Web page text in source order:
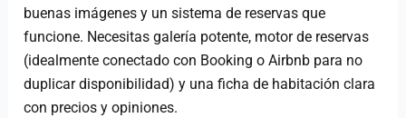
buenas imágenes y un sistema de reservas que
funcione. Necesitas galería potente, motor de reservas
(idealmente conectado con Booking o Airbnb para no
duplicar disponibilidad) y una ficha de habitación clara
con precios y opiniones.